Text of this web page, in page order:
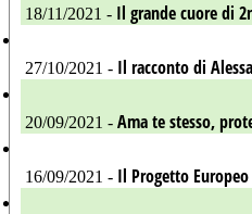
18/11/2021 - Il grande cuore di
27/10/2021 - Il racconto di
20/09/2021 - Ama te stesso,
16/09/2021 - Il Progetto